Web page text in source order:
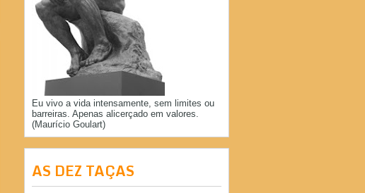
Eu vivo a vida intensamente, sem limites ou
barreiras. Apenas alicerçado em valores.
(Maurício Goulart)
AS DEZ TAÇAS